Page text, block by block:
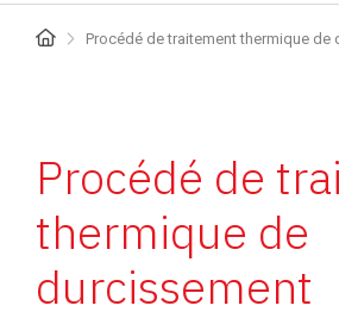
Fil
Procédé de traitement thermique de
Procédé de
thermique de
durcissement